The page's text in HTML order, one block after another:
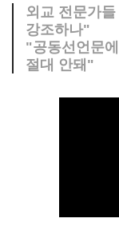
외교 전문가
강조하나"
"공동선언문
절대 안돼"